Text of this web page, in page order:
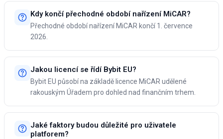
Kdy končí přechodné období nařízení MiCAR?
Přechodné období nařízení MiCAR končí 1. července
2026.
Jakou licencí se řídí Bybit EU?
Bybit EU působí na základě licence MiCAR udělené
rakouským Úřadem pro dohled nad finančním trhem.
Jaké faktory budou důležité pro uživatele
platforem?